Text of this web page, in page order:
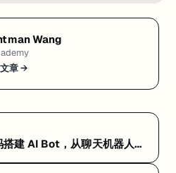
Wang
章 →
建 AI Bot，从聊天机器人到